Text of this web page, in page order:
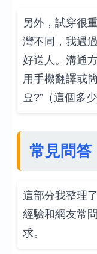
另外，試穿很
灣不同，我遇
好送人。溝通
用手機翻譯或
요?”（這個多
常見問答
這部分我整理
經驗和網友常
求。